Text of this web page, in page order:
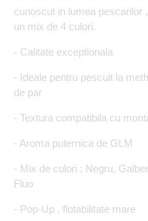
cunoscut in lumea pescarilor
un mix de 4 culori.
- Calitate exceptionala
- Ideale pentru pescuit la
de par
- Textura compatibila cu
- Aroma puternica de GLM
- Mix de culori : Negru,
Fluo
- Pop-Up , flotabilitate mare